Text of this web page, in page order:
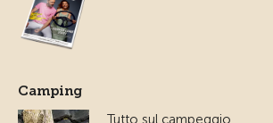
Camping